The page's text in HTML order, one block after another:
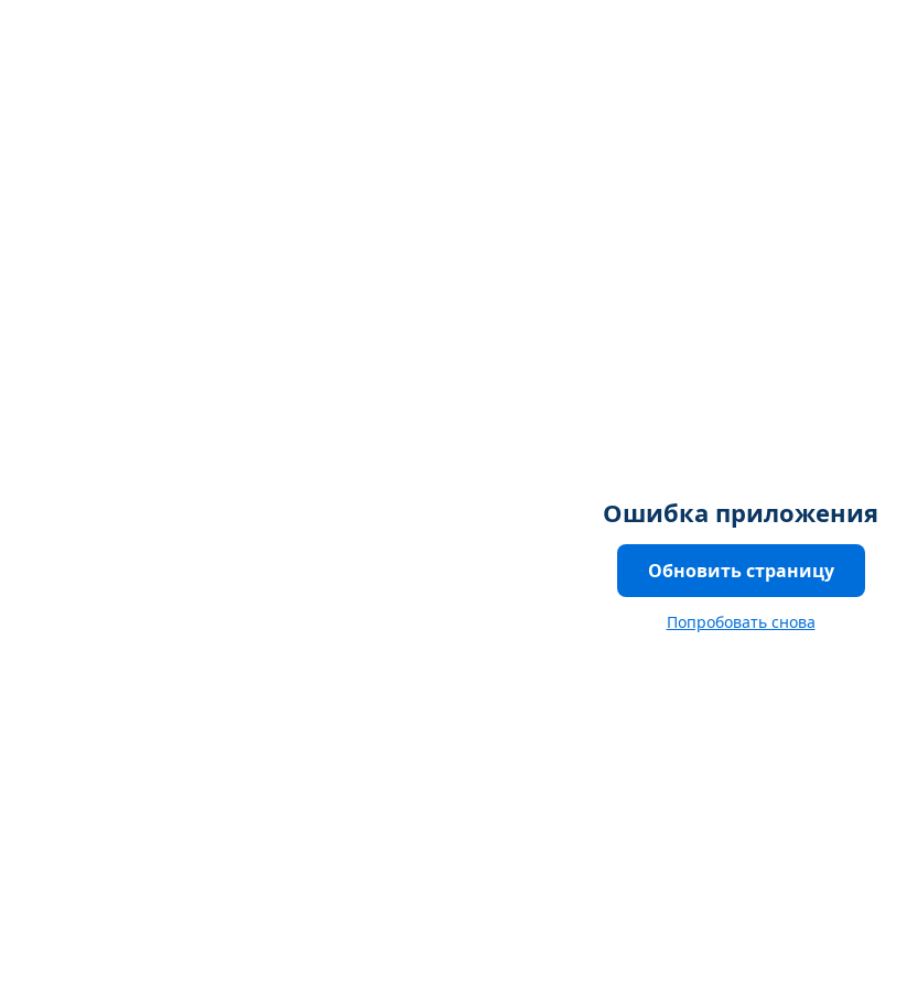
Ошибка приложения
Обновить страницу
Попробовать снова